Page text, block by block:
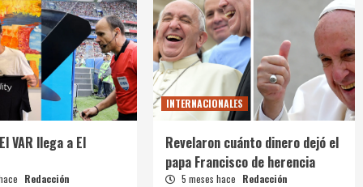
VAR llega a El
Redacción
INTERNACIONALES
Revelaron cuánto dinero dejó el
papa Francisco de herencia
5 meses hace Redacción